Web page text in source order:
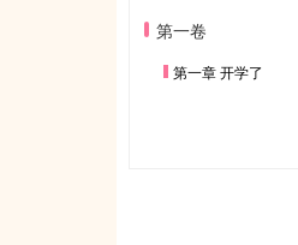
第一卷
第一章 开学了